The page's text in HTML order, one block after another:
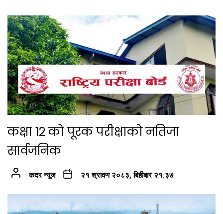
कक्षा १२ को पूरक परीक्षाको नतिजा
सार्वजनिक
कदर न्यूज २१ श्रावण २०८३, बिहीबार २१:३७